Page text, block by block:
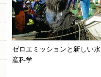
ゼロエミッションと新しい水
産科学